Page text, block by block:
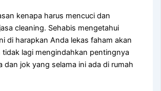
kenapa harus mencuci dan
cleaning. Sehabis mengetahui
di harapkan Anda lekas faham akan
tidak lagi mengindahkan pentingnya
dan jok yang selama ini ada di rumah